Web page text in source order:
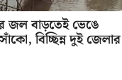
জল বাড়তেই ভেঙে
বিচ্ছিন্ন দুই জেলার